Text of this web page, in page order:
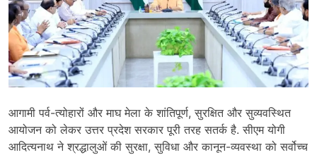
आगामी पर्व-त्योहारों और माघ मेला के शांतिपूर्ण, सुरक्षित और सुव्यवस्थित
आयोजन को लेकर उत्तर प्रदेश सरकार पूरी तरह सतर्क है. सीएम योगी
आदित्यनाथ ने श्रद्धालुओं की सुरक्षा, सुविधा और कानून-व्यवस्था को सर्वोच्च